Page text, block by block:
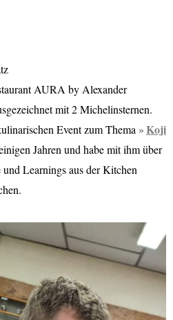
AURA by Alexander
mit 2 Michelinsternen.
Event zum Thema
Koji
Jahren und habe mit ihm über
Learnings aus der Kitchen